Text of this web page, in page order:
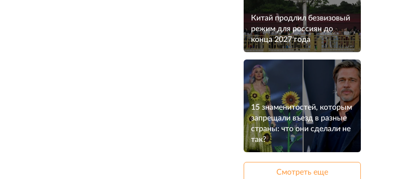
Китай продлил безвизовый
режим для россиян до
конца 2027 года
15 знаменитостей, которым
запрещали въезд в разные
страны: что они сделали не
так?
Смотреть еще